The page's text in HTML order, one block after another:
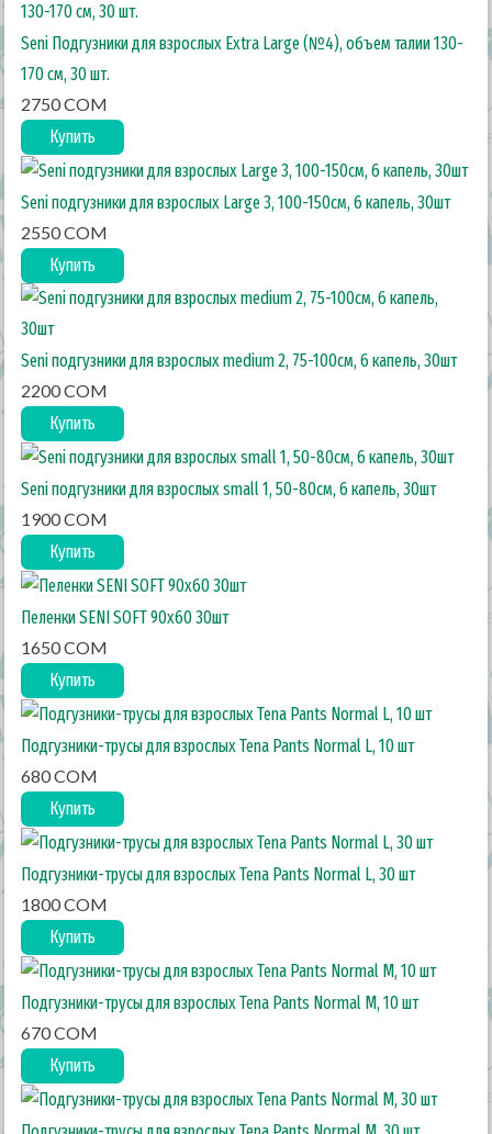
Seni Подгузники для взрослых Extra Large (№4), объем талии 130-
170 см, 30 шт.
2750 COM
Купить
Seni подгузники для взрослых Large 3, 100-150см, 6 капель, 30шт
2550 COM
Купить
Seni подгузники для взрослых medium 2, 75-100см, 6 капель, 30шт
2200 COM
Купить
Seni подгузники для взрослых small 1, 50-80см, 6 капель, 30шт
1900 COM
Купить
Пеленки SENI SOFT 90х60 30шт
1650 COM
Купить
Подгузники-трусы для взрослых Tena Pants Normal L, 10 шт
680 COM
Купить
Подгузники-трусы для взрослых Tena Pants Normal L, 30 шт
1800 COM
Купить
Подгузники-трусы для взрослых Tena Pants Normal M, 10 шт
670 COM
Купить